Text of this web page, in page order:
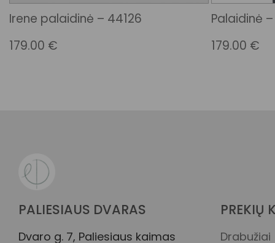
Irene palaidinė – 44126
179.00 €
Palaidinė
179.00 €
PALIESIAUS DVARAS
Dvaro g. 7, Paliesiaus kaimas
PREKIŲ
Drabužiai